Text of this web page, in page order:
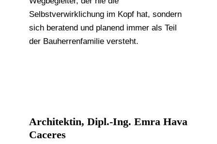
Selbstverwirklichung im Kopf hat, sondern
sich beratend und planend immer als Teil
der Bauherrenfamilie versteht.
Architektin, Dipl.-Ing. Emra Hava
Caceres